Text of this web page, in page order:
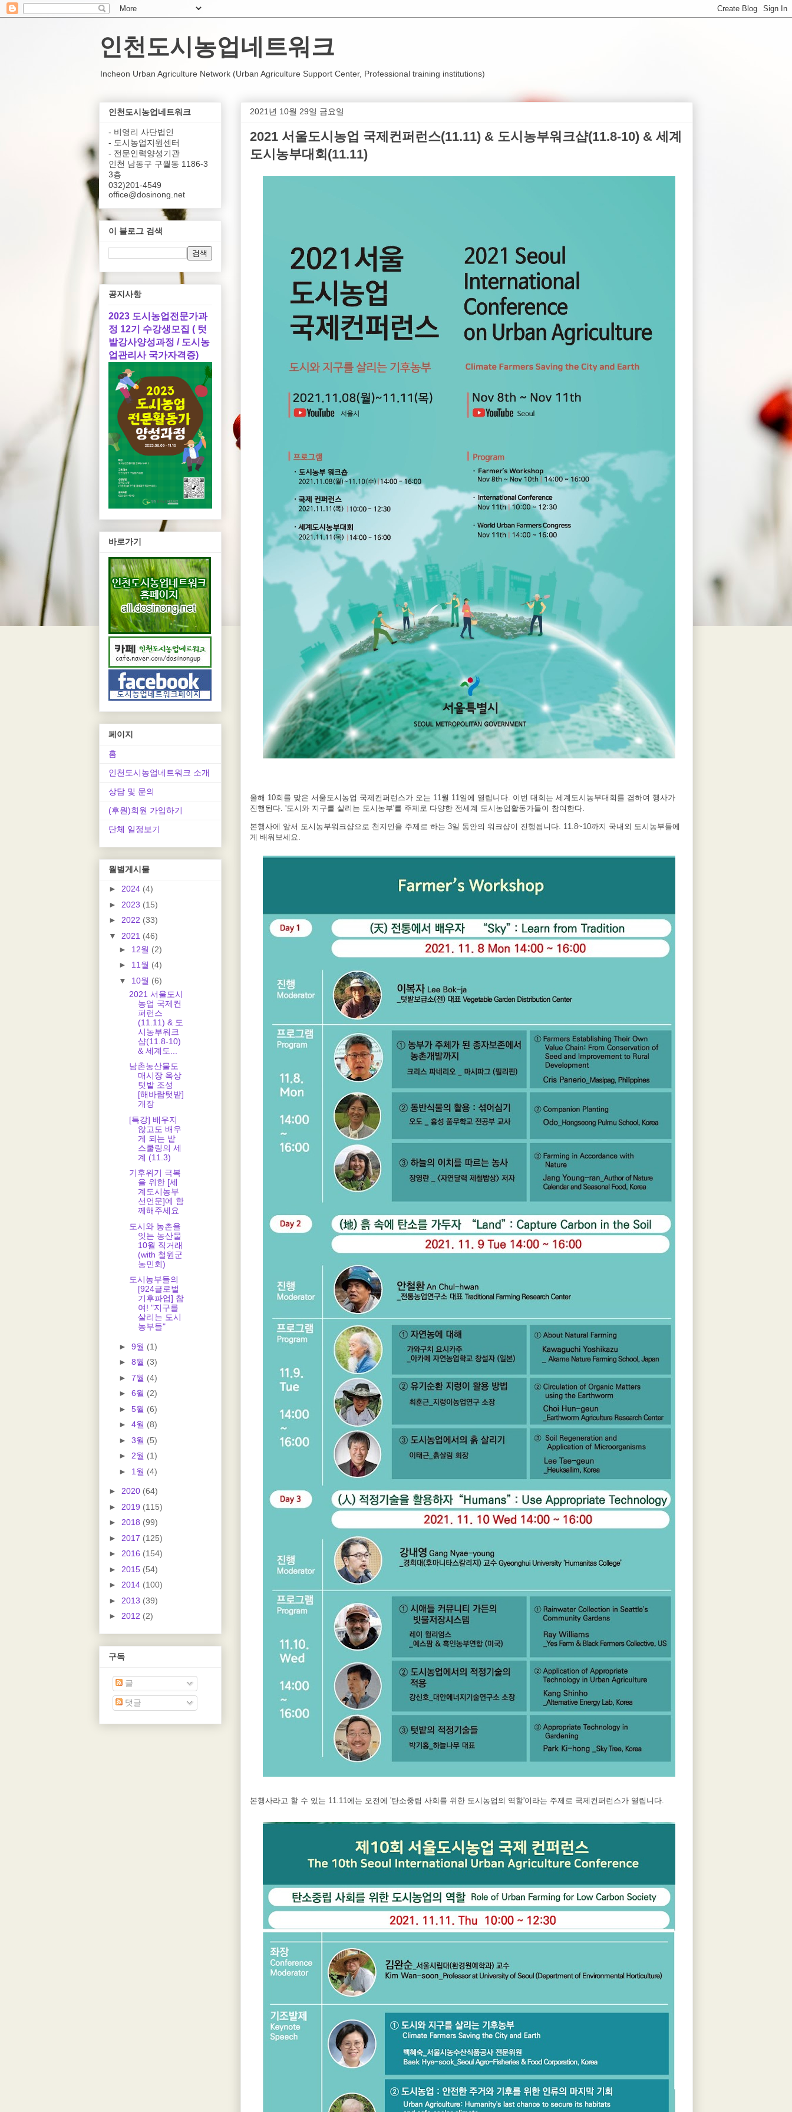
인천도시농업네트워크
Incheon Urban Agriculture Network (Urban Agriculture Support Center, Professional training institutions)
2021년 10월 29일 금요일
2021 서울도시농업 국제컨퍼런스(11.11) & 도시농부워크샵(11.8-10) & 세계
도시농부대회(11.11)
올해 10회를 맞은 서울도시농업 국제컨퍼런스가 오는 11월 11일에 열립니다. 이번 대회는 세계도시농부대회를 겸하여 행사가
진행된다. '도시와 지구를 살리는 도시농부'를 주제로 다양한 전세계 도시농업활동가들이 참여한다.
본행사에 앞서 도시농부워크샵으로 천지인을 주제로 하는 3일 동안의 워크샵이 진행됩니다. 11.8~10까지 국내외 도시농부들에
게 배워보세요.
본행사라고 할 수 있는 11.11에는 오전에 '탄소중립 사회를 위한 도시농업의 역할'이라는 주제로 국제컨퍼런스가 열립니다.
인천도시농업네트워크
- 비영리 사단법인
- 도시농업지원센터
- 전문인력양성기관
인천 남동구 구월동 1186-3
3층
032)201-4549
office@dosinong.net
이 블로그 검색
공지사항
2023 도시농업전문가과
정 12기 수강생모집 ( 텃
밭강사양성과정 / 도시농
업관리사 국가자격증)
바로가기
페이지
홈
인천도시농업네트워크 소개
상담 및 문의
(후원)회원 가입하기
단체 일정보기
월별게시물
► 2024 (4)
► 2023 (15)
► 2022 (33)
▼ 2021 (46)
► 12월 (2)
► 11월 (4)
▼ 10월 (6)
2021 서울도시
농업 국제컨
퍼런스
(11.11) & 도
시농부워크
샵(11.8-10)
& 세계도...
남촌농산물도
매시장 옥상
텃밭 조성
[해바람텃밭]
개장
[특강] 배우지
않고도 배우
게 되는 밭
스쿨링의 세
계 (11.3)
기후위기 극복
을 위한 [세
계도시농부
선언문]에 함
께해주세요
도시와 농촌을
잇는 농산물
10월 직거래
(with 철원군
농민회)
도시농부들의
[924글로벌
기후파업] 참
여! "지구를
살리는 도시
농부들"
► 9월 (1)
► 8월 (3)
► 7월 (4)
► 6월 (2)
► 5월 (6)
► 4월 (8)
► 3월 (5)
► 2월 (1)
► 1월 (4)
► 2020 (64)
► 2019 (115)
► 2018 (99)
► 2017 (125)
► 2016 (154)
► 2015 (54)
► 2014 (100)
► 2013 (39)
► 2012 (2)
구독
글
댓글